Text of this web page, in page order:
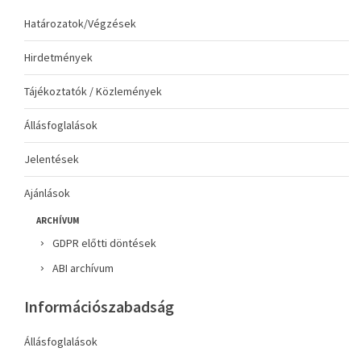
Határozatok/Végzések
Hirdetmények
Tájékoztatók / Közlemények
Állásfoglalások
Jelentések
Ajánlások
ARCHÍVUM
GDPR előtti döntések
ABI archívum
Információszabadság
Állásfoglalások